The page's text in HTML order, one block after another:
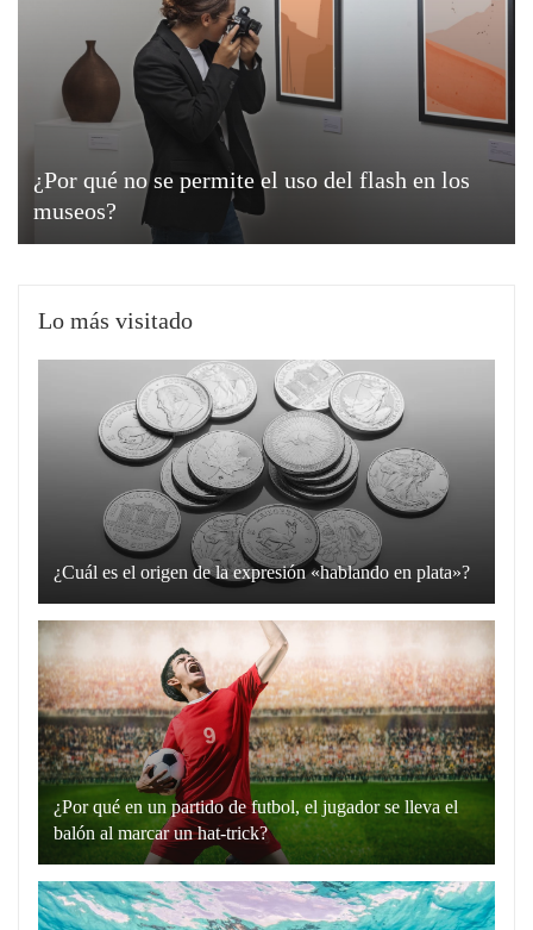
¿Por qué no se permite el uso del flash en los
museos?
Lo más visitado
¿Cuál es el origen de la expresión «hablando en plata»?
La
expresión
“hablando
en
plata”
es
un
recurso
lingüístico
que
utilizamos
¿Por qué en un partido de futbol, el jugador se lleva el
balón al marcar un hat-trick?
Un
hat-
trick